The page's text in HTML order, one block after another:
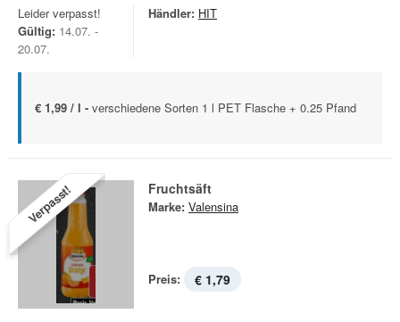
Leider verpasst!
Gültig: 14.07. -
20.07.
Händler: HIT
€ 1,99 / l - verschiedene Sorten 1 l PET Flasche + 0.25 Pfand
Verpasst! Fruchtsäft
Marke: Valensina
Preis: € 1,79